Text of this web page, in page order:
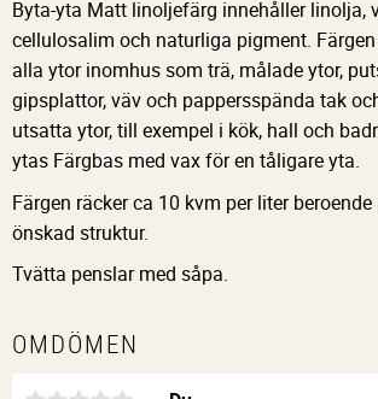
Byta-yta Matt linoljefärg innehåller linolja,
cellulosalim och naturliga pigment.
alla ytor inomhus som trä, målade ytor,
gipsplattor, väv och pappersspända tak
utsatta ytor, till exempel i kök, hall och
ytas Färgbas med vax för en tåligare yta.
Färgen räcker ca 10 kvm per liter
önskad struktur.
Tvätta penslar med såpa.
OMDÖMEN